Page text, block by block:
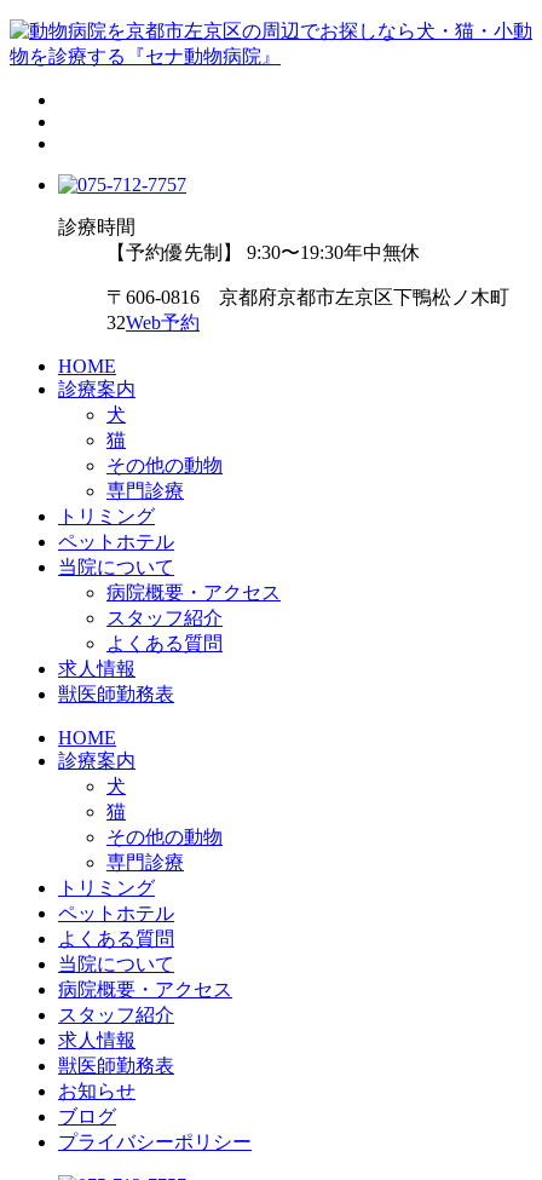
診療時間
【予約優先制】 9:30〜19:30年中無休
〒606-0816 京都府京都市左京区下鴨松ノ木町
32Web予約
HOME
診療案内
犬
猫
その他の動物
専門診療
トリミング
ペットホテル
当院について
病院概要・アクセス
スタッフ紹介
よくある質問
求人情報
獣医師勤務表
HOME
診療案内
犬
猫
その他の動物
専門診療
トリミング
ペットホテル
よくある質問
当院について
病院概要・アクセス
スタッフ紹介
求人情報
獣医師勤務表
お知らせ
ブログ
プライバシーポリシー